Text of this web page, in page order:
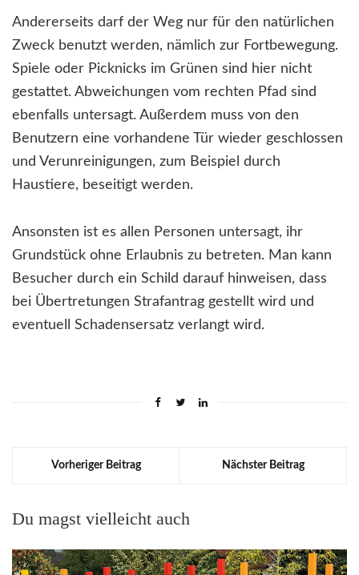
Andererseits darf der Weg nur für den natürlichen
Zweck benutzt werden, nämlich zur Fortbewegung.
Spiele oder Picknicks im Grünen sind hier nicht
gestattet. Abweichungen vom rechten Pfad sind
ebenfalls untersagt. Außerdem muss von den
Benutzern eine vorhandene Tür wieder geschlossen
und Verunreinigungen, zum Beispiel durch
Haustiere, beseitigt werden.
Ansonsten ist es allen Personen untersagt, ihr
Grundstück ohne Erlaubnis zu betreten. Man kann
Besucher durch ein Schild darauf hinweisen, dass
bei Übertretungen Strafantrag gestellt wird und
eventuell Schadensersatz verlangt wird.
Vorheriger Beitrag Nächster Beitrag
Du magst vielleicht auch